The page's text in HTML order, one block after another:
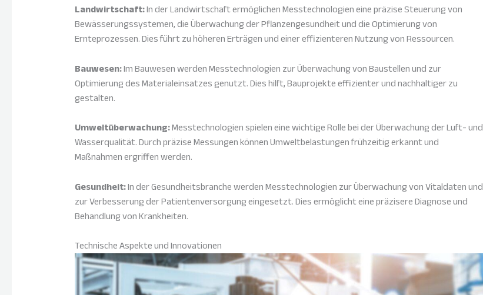
Landwirtschaft:In der Landwirtschaft ermöglichen Messtechnologien eine präzise Steuerung von
Bewässerungssystemen, die Überwachung der Pflanzengesundheit und die Optimierung von
Ernteprozessen. Dies führt zu höheren Erträgen und einer effizienteren Nutzung von Ressourcen.
Bauwesen:Im Bauwesen werden Messtechnologien zur Überwachung von Baustellen und zur
Optimierung des Materialeinsatzes genutzt. Dies hilft, Bauprojekte effizienter und nachhaltiger zu
gestalten.
Umweltüberwachung:Messtechnologien spielen eine wichtige Rolle bei der Überwachung der Luft- und
Wasserqualität. Durch präzise Messungen können Umweltbelastungen frühzeitig erkannt und
Maßnahmen ergriffen werden.
Gesundheit:In der Gesundheitsbranche werden Messtechnologien zur Überwachung von Vitaldaten und
zur Verbesserung der Patientenversorgung eingesetzt. Dies ermöglicht eine präzisere Diagnose und
Behandlung von Krankheiten.
Technische Aspekte und Innovationen